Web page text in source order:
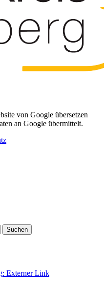
von Google übersetzen
an Google übermittelt.
Suchen
: Externer Link